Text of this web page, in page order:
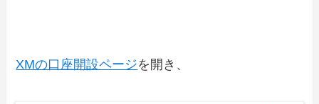
XMの口座開設ページを開き、